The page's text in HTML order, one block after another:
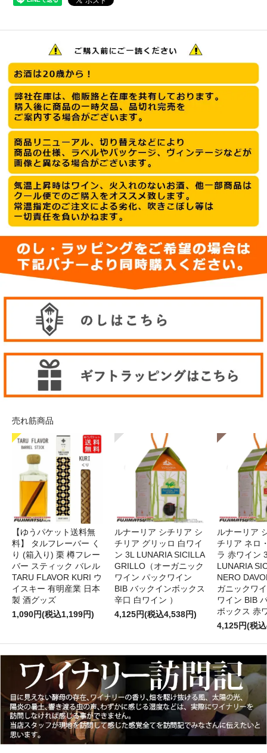
売れ筋商品
【ゆうパケット送料無
料】 タルフレーバー く
り (箱入り) 栗 樽フレー
バー スティック バレル
TARU FLAVOR KURI ウ
イスキー 有明産業 日本
製 酒グッズ
1,090円(税込1,199円)
ルナーリア シチリア シ
チリア グリッロ 白ワイ
ン 3L LUNARIA SICILLA
GRILLO（オーガニック
ワイン パックワイン
BIB バックインボックス
辛口 白ワイン ）
4,125円(税込4,538円)
ルナーリア
チリア ネロ
ラ 赤ワイ
LUNARIA
NERO
ガニックワ
ワイン BIB
ボックス 赤
4,125円(税